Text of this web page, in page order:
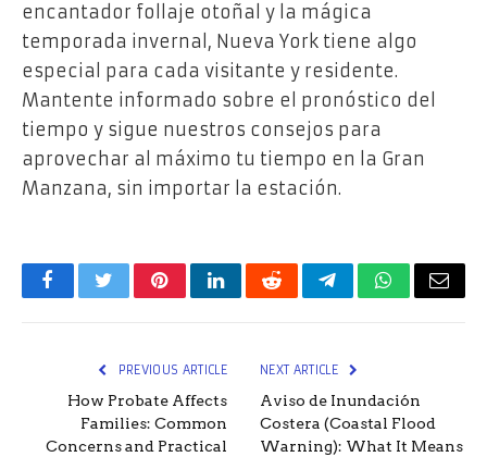
encantador follaje otoñal y la mágica
temporada invernal, Nueva York tiene algo
especial para cada visitante y residente.
Mantente informado sobre el pronóstico del
tiempo y sigue nuestros consejos para
aprovechar al máximo tu tiempo en la Gran
Manzana, sin importar la estación.
FacebookTwitterPinterestLinkedInRedditTelegramWhatsApp
Email
PREVIOUS ARTICLE
How Probate Affects
Families: Common
Concerns and Practical
NEXT ARTICLE
Aviso de Inundación
Costera (Coastal Flood
Warning): What It Means